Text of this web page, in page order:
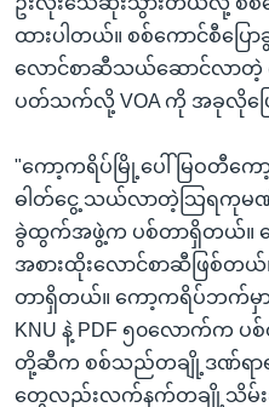
ထားပါတယ်။ စစ်ကောင်စီပြေ
လောင်စာဆီသယ်ဆောင်လာတဲ့
ပတ်သက်လို့ VOA ကို အခုလိုပြ
"ကော့ကရိပ်မြို့ပေါ် မြဝတီကေ
ဓါတ်ငွေ့ သယ်လာတဲ့သြရကုမဏီ
ခွဲထွက်အဖွဲ့က ပစ်တာရှိတယ်။ ရ
အစားထိုးလောင်စာဆီဖြစ်တ
တာရှိတယ်။ ကော့ကရိပ်ဘက်မှာတ
KNU နဲ့ PDF ၅၀လောက်က
တို့ဆီက စစ်သည်တချို့ဒဏ်ရာရ
တွေလည်းလက်နက်တချို့သိမ်း